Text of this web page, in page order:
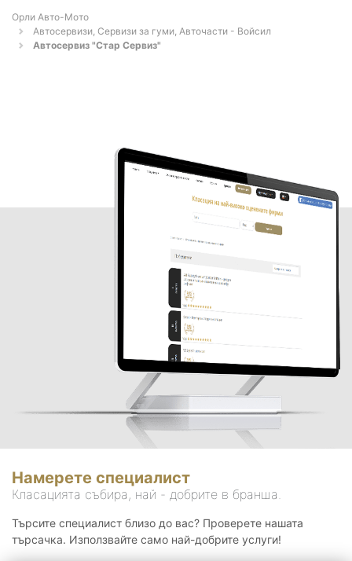
Орли Aвто-Mото
Автосервизи, Сервизи за гуми, Авточасти - Войсил
Автосервиз "Стар Сервиз"
Намерете специалист
Класацията събира, най - добрите в бранша.
Търсите специалист близо до вас? Проверете нашата
търсачка. Използвайте само най-добрите услуги!